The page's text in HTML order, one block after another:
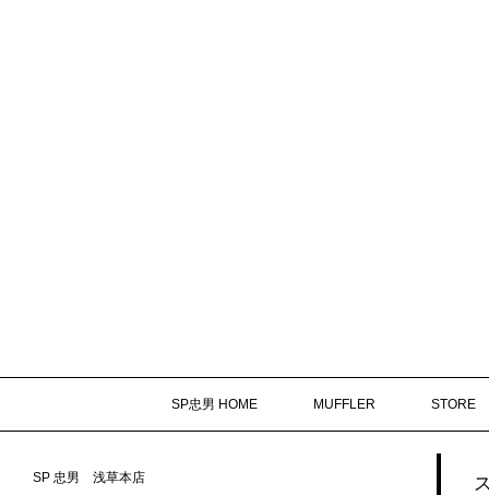
SP忠男 HOME MUFFLER STORE
SP 忠男 浅草本店